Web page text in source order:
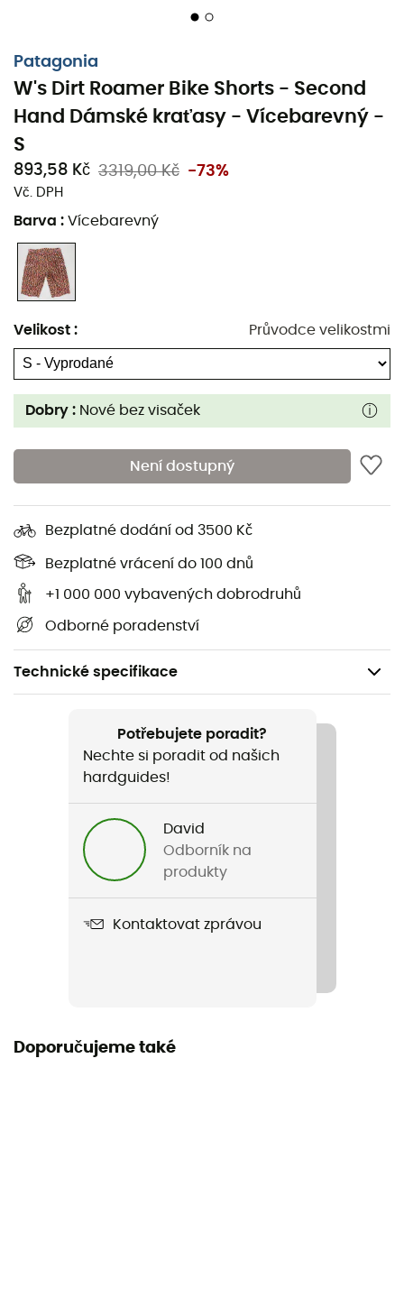
Patagonia
W's Dirt Roamer Bike Shorts - Second
Hand Dámské kraťasy - Vícebarevný -
S
893,58 Kč 3319,00 Kč -73%
Vč. DPH
Barva : Vícebarevný
Velikost : Průvodce velikostmi
Dobry : Nové bez visaček
Není dostupný
Bezplatné dodání od 3500 Kč
Bezplatné vrácení do 100 dnů
+1 000 000 vybavených dobrodruhů
Odborné poradenství
Technické specifikace
Název produktu
Second hand
Nové bez visaček
Potřebujete poradit?
Nechte si poradit od našich
hardguides!
David
Odborník na
produkty
Kontaktovat zprávou
Doporučujeme také